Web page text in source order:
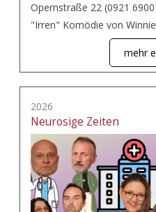
Opernstraße 22 (0921
"Irren" Komödie von
mehr
2026
Neurosige Zeiten